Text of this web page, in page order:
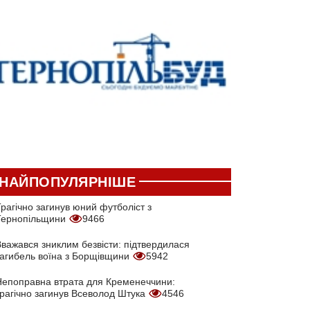
загинув юний футболіст з
9466
зниклим безвісти: підтвердилася
воїна з Борщівщини
5942
втрата для Кременеччини:
загинув Всеволод Штука
4546